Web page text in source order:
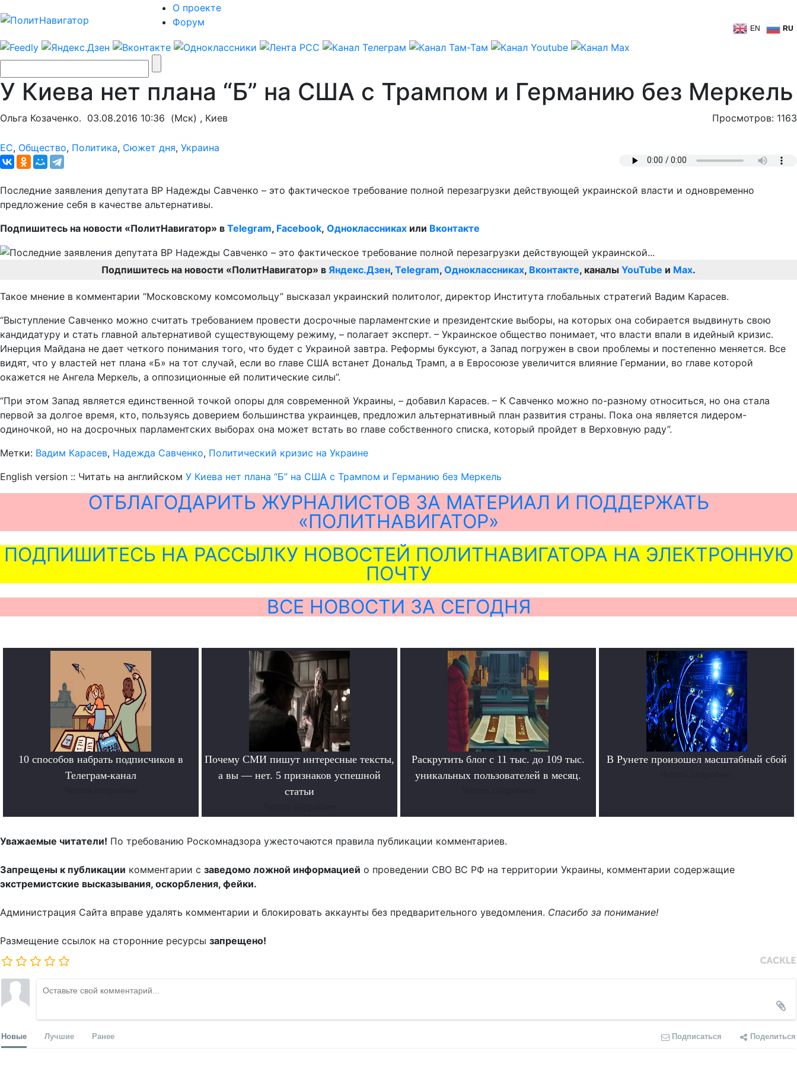
О проекте
Форум
EN RU
У Киева нет плана “Б” на США с Трампом и Германию без Меркель
Ольга Козаченко. 03.08.2016 10:36 (Мск) , Киев Просмотров: 1163
ЕС, Общество, Политика, Сюжет дня, Украина
Последние заявления депутата ВР Надежды Савченко – это фактическое требование полной перезагрузки действующей украинской власти и одновременно
предложение себя в качестве альтернативы.
Подпишитесь на новости «ПолитНавигатор» в Telegram, Facebook, Одноклассниках или Вконтакте
Подпишитесь на новости «ПолитНавигатор» в Яндекс.Дзен, Telegram, Одноклассниках, Вконтакте, каналы YouTube и Max.
Такое мнение в комментарии “Московскому комсомольцу” высказал украинский политолог, директор Института глобальных стратегий Вадим Карасев.
“Выступление Савченко можно считать требованием провести досрочные парламентские и президентские выборы, на которых она собирается выдвинуть свою
кандидатуру и стать главной альтернативой существующему режиму, – полагает эксперт. – Украинское общество понимает, что власти впали в идейный кризис.
Инерция Майдана не дает четкого понимания того, что будет с Украиной завтра. Реформы буксуют, а Запад погружен в свои проблемы и постепенно меняется. Все
видят, что у властей нет плана «Б» на тот случай, если во главе США встанет Дональд Трамп, а в Евросоюзе увеличится влияние Германии, во главе которой
окажется не Ангела Меркель, а оппозиционные ей политические силы”.
“При этом Запад является единственной точкой опоры для современной Украины, – добавил Карасев. – К Савченко можно по-разному относиться, но она стала
первой за долгое время, кто, пользуясь доверием большинства украинцев, предложил альтернативный план развития страны. Пока она является лидером-
одиночкой, но на досрочных парламентских выборах она может встать во главе собственного списка, который пройдет в Верховную раду”.
Метки: Вадим Карасев, Надежда Савченко, Политический кризис на Украине
English version :: Читать на английском У Киева нет плана “Б” на США с Трампом и Германию без Меркель
ОТБЛАГОДАРИТЬ ЖУРНАЛИСТОВ ЗА МАТЕРИАЛ И ПОДДЕРЖАТЬ
«ПОЛИТНАВИГАТОР»
ПОДПИШИТЕСЬ НА РАССЫЛКУ НОВОСТЕЙ ПОЛИТНАВИГАТОРА НА ЭЛЕКТРОННУЮ
ПОЧТУ
ВСЕ НОВОСТИ ЗА СЕГОДНЯ
10 способов набрать подписчиков в
Телеграм-канал
Почему СМИ пишут интересные тексты,
а вы — нет. 5 признаков успешной
статьи
Раскрутить блог с 11 тыс. до 109 тыс.
уникальных пользователей в месяц.
В Рунете произошел масштабный сбой
Уважаемые читатели! По требованию Роскомнадзора ужесточаются правила публикации комментариев.
Запрещены к публикации комментарии с заведомо ложной информацией о проведении СВО ВС РФ на территории Украины, комментарии содержащие
экстремистские высказывания, оскорбления, фейки.
Администрация Сайта вправе удалять комментарии и блокировать аккаунты без предварительного уведомления. Спасибо за понимание!
Размещение ссылок на сторонние ресурсы запрещено!
Новые Лучшие Ранее Подписаться Поделиться